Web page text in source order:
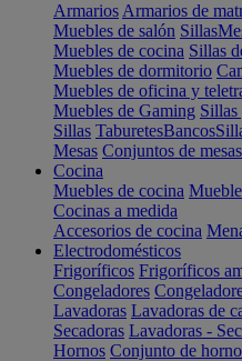
Armarios Armarios de
Muebles de salón Sillas
Muebles de cocina Sillas
Muebles de dormitorio
Muebles de oficina y
Muebles de Gaming Sillas
Sillas TaburetesBancos
Mesas Conjuntos de
Cocina
Muebles de cocina
Cocinas a medida
Accesorios de cocina
Electrodomésticos
Frigoríficos Frigoríficos
Congeladores
Lavadoras Lavadoras de
Secadoras Lavadoras -
Hornos Conjunto de